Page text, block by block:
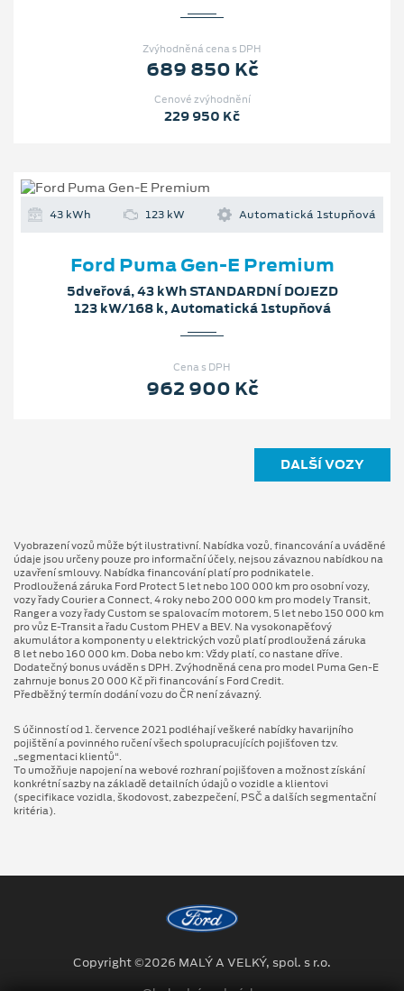
Zvýhodněná cena s DPH
689 850 Kč
Cenové zvýhodnění
229 950 Kč
43 kWh 123 kW Automatická 1stupňová
Ford Puma Gen-E Premium
5dveřová, 43 kWh STANDARDNÍ DOJEZD
123 kW/168 k, Automatická 1stupňová
Cena s DPH
962 900 Kč
DALŠÍ VOZY
Vyobrazení vozů může být ilustrativní. Nabídka vozů, financování a uváděné
údaje jsou určeny pouze pro informační účely, nejsou závaznou nabídkou na
uzavření smlouvy. Nabídka financování platí pro podnikatele.
Prodloužená záruka Ford Protect 5 let nebo 100 000 km pro osobní vozy,
vozy řady Courier a Connect, 4 roky nebo 200 000 km pro modely Transit,
Ranger a vozy řady Custom se spalovacím motorem, 5 let nebo 150 000 km
pro vůz E-Transit a řadu Custom PHEV a BEV. Na vysokonapěťový
akumulátor a komponenty u elektrických vozů platí prodloužená záruka
8 let nebo 160 000 km. Doba nebo km: Vždy platí, co nastane dříve.
Dodatečný bonus uváděn s DPH. Zvýhodněná cena pro model Puma Gen⁠-⁠E
zahrnuje bonus 20 000 Kč při financování s Ford Credit.
Předběžný termín dodání vozu do ČR není závazný.
S účinností od 1. července 2021 podléhají veškeré nabídky havarijního
pojištění a povinného ručení všech spolupracujících pojišťoven tzv.
„segmentaci klientů“.
To umožňuje napojení na webové rozhraní pojišťoven a možnost získání
konkrétní sazby na základě detailních údajů o vozidle a klientovi
(specifikace vozidla, škodovost, zabezpečení, PSČ a dalších segmentační
kritéria).
Copyright ©2026 MALÝ A VELKÝ, spol. s r.o.